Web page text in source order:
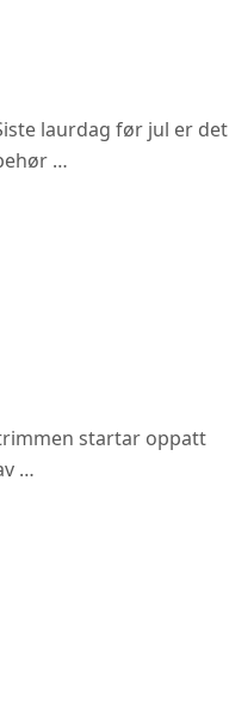
laurdag før jul er det
…
startar oppatt
…